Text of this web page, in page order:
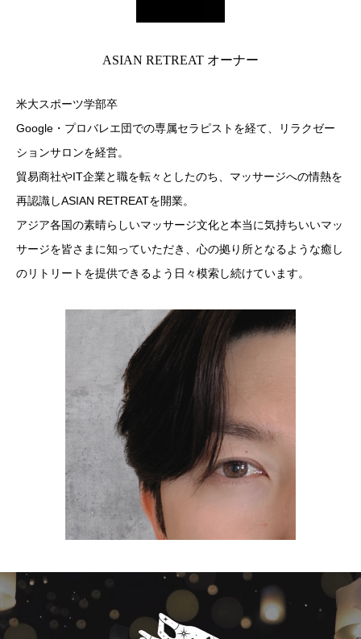
ASIAN RETREAT オーナー
米大スポーツ学部卒
Google・プロバレエ団での専属セラピストを経て、リラクゼー
ションサロンを経営。
貿易商社やIT企業と職を転々としたのち、マッサージへの情熱を
再認識しASIAN RETREATを開業。
アジア各国の素晴らしいマッサージ文化と本当に気持ちいいマッ
サージを皆さまに知っていただき、心の拠り所となるような癒し
のリトリートを提供できるよう日々模索し続けています。